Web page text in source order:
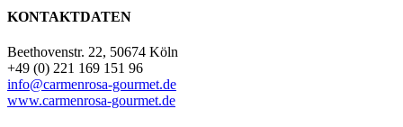
Galicia
spanisches
Bier
alkoholfrei
0,33l
KONTAKTDATEN
Beethovenstr. 22, 50674 Köln
+49 (0) 221 169 151 96
info@carmenrosa-gourmet.de
www.carmenrosa-gourmet.de